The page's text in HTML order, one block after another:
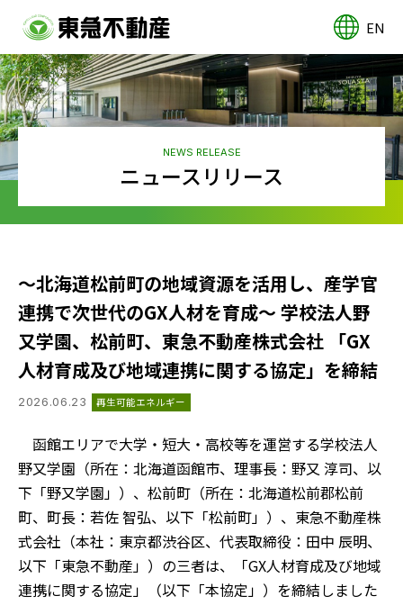
EN
NEWS RELEASE
ニュースリリース
〜北海道松前町の地域資源を活用し、産学官
連携で次世代のGX人材を育成〜 学校法人野
又学園、松前町、東急不動産株式会社 「GX
人材育成及び地域連携に関する協定」を締結
2026.06.23 再生可能エネルギー
函館エリアで大学・短大・高校等を運営する学校法人
野又学園（所在：北海道函館市、理事長：野又 淳司、以
下「野又学園」）、松前町（所在：北海道松前郡松前
町、町長：若佐 智弘、以下「松前町」）、東急不動産株
式会社（本社：東京都渋谷区、代表取締役：田中 辰明、
以下「東急不動産」）の三者は、「GX人材育成及び地域
連携に関する協定」（以下「本協定」）を締結しました